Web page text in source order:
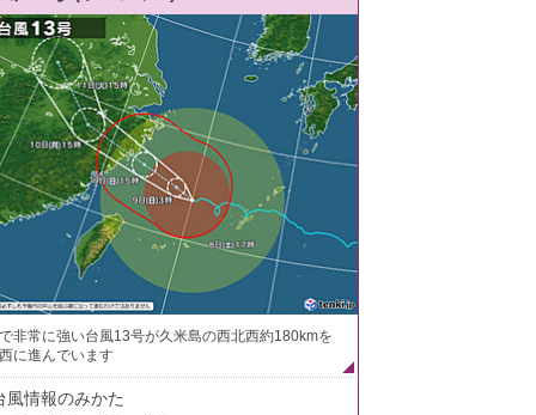
非常に強い台風13号が久米島の西北西約180kmを
に進んでいます
風情報のみかた